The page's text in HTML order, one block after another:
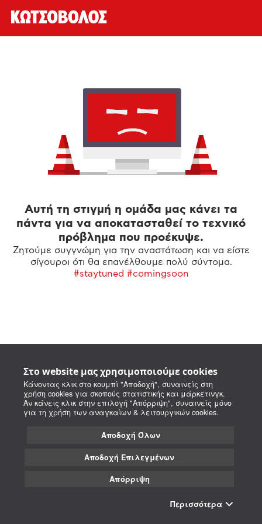
Στο website μας χρησιμοποιούμε cookies
Κάνοντας κλικ στο κουμπί "Αποδοχή", συναινείς στη
χρήση cookies για σκοπούς στατιστικής και μάρκετινγκ.
Αν κάνεις κλικ στην επιλογή "Απόρριψη", συναινείς μόνο
για τη χρήση των αναγκαίων & λειτουργικών cookies.
Αποδοχή Όλων
Αποδοχή Επιλεγμένων
Απόρριψη
Περισσότερα
Αυτή τη στιγμή η ομάδα μας κάνει τα
πάντα για να αποκατασταθεί το τεχνικό
πρόβλημα που προέκυψε.
Ζητούμε συγγνώμη για την αναστάτωση και να είστε
σίγουροι ότι θα επανέλθουμε πολύ σύντομα.
#staytuned #comingsoon